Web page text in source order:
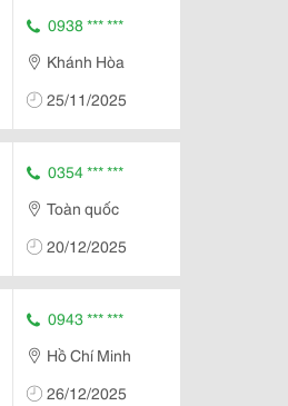
0938 *** ***
Khánh Hòa
25/11/2025
0354 *** ***
Toàn quốc
20/12/2025
0943 *** ***
Hồ Chí Minh
26/12/2025